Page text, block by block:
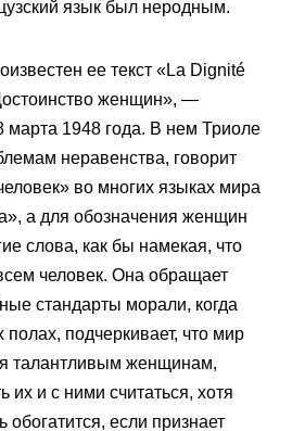
язык был неродным.
ее текст «La Dignité
женщин», —
марта 1948 года. В нем Триоле
неравенства, говорит
во многих языках мира
а для обозначения женщин
слова, как бы намекая, что
человек. Она обращает
стандарты морали, когда
полах, подчеркивает, что мир
талантливым женщинам,
их и с ними считаться, хотя
обогатится, если признает